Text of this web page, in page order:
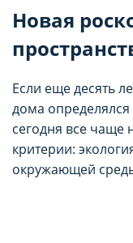
Новая
Если еще десять
дома
сегодня все чаще
критерии:
окружающей